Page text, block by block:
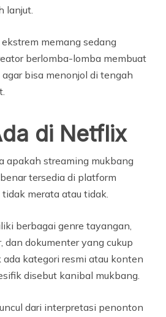
lanjut.
memang sedang
berlomba-lomba membuat
bisa menonjol di tengah
di Netflix
apakah streaming mukbang
tersedia di platform
merata atau tidak.
berbagai genre tayangan,
dan dokumenter yang cukup
kategori resmi atau konten
disebut kanibal mukbang.
dari interpretasi penonton